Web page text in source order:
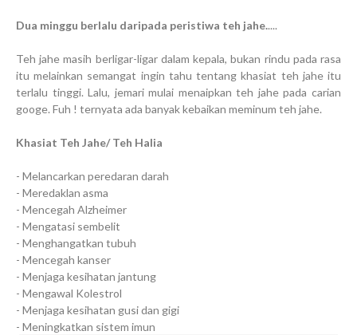
Dua minggu berlalu daripada peristiwa teh jahe.....
Teh jahe masih berligar-ligar dalam kepala, bukan rindu pada rasa
itu melainkan semangat ingin tahu tentang khasiat teh jahe itu
terlalu tinggi. Lalu, jemari mulai menaipkan teh jahe pada carian
googe. Fuh ! ternyata ada banyak kebaikan meminum teh jahe.
Khasiat Teh Jahe/ Teh Halia
- Melancarkan peredaran darah
- Meredaklan asma
- Mencegah Alzheimer
- Mengatasi sembelit
- Menghangatkan tubuh
- Mencegah kanser
- Menjaga kesihatan jantung
- Mengawal Kolestrol
- Menjaga kesihatan gusi dan gigi
- Meningkatkan sistem imun